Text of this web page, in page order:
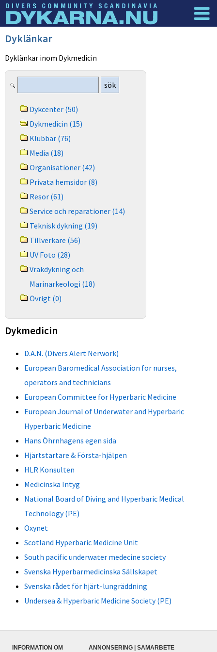
Dyknyheter
Dyklänkar
Dyklänkar inom Dykmedicin
Dykcenter (50)
Dykmedicin (15)
Klubbar (76)
Media (18)
Organisationer (42)
Privata hemsidor (8)
Resor (61)
Service och reparationer (14)
Teknisk dykning (19)
Tillverkare (56)
UV Foto (28)
Vrakdykning och
Marinarkeologi (18)
Övrigt (0)
Dykmedicin
D.A.N. (Divers Alert Nerwork)
European Baromedical Association for nurses,
operators and technicians
European Committee for Hyperbaric Medicine
European Journal of Underwater and Hyperbaric
Hyperbaric Medicine
Hans Öhrnhagens egen sida
Hjärtstartare & Första-hjälpen
HLR Konsulten
Medicinska Intyg
National Board of Diving and Hyperbaric Medical
Technology (PE)
Oxynet
Scotland Hyperbaric Medicine Unit
South pacific underwater medecine society
Svenska Hyperbarmedicinska Sällskapet
Svenska rådet för hjärt-lungräddning
Undersea & Hyperbaric Medicine Society (PE)
INFORMATION OM ANNONSERING | SAMARBETE